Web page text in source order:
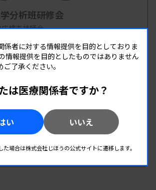
分析班研修会
検査技師会
県
土）-2026.08.22（土）
分析部門研修会
査技師会
係者に対する情報提供を目的としておりま
情報提供を目的としたものではありません
了承ください。
は医療関係者ですか？
い いいえ
場合は株式会社じほうの公式サイトに遷移します。